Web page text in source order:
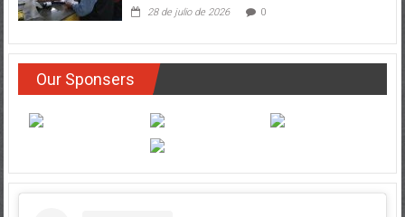
28 de julio de 2026 0
Our Sponsers